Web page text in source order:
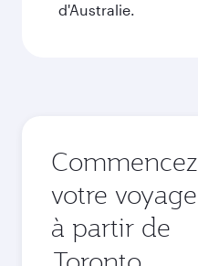
d'Australie.
votre
à partir de
Ville